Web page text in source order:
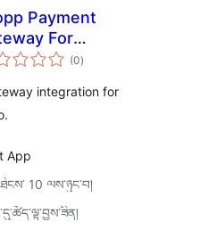
Payment
For
Content
(0གདེང་
འཇོག་
ཚང་།
)
integration for
App
10 ལས་ཉུང་བ།